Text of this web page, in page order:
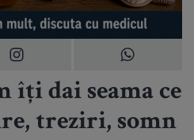
îți dai seama ce
treziri, somn